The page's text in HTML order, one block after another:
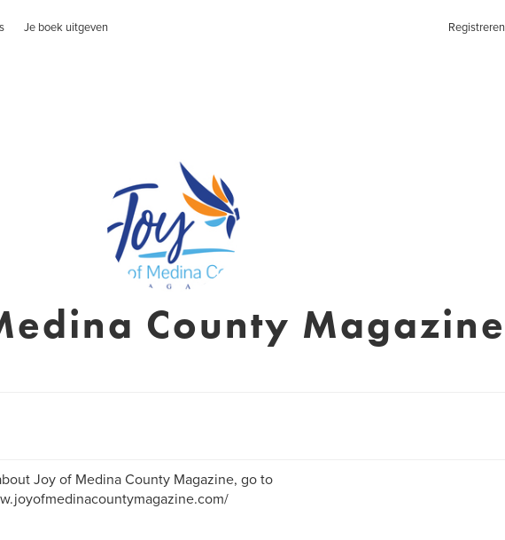
Je boek uitgeven Registreren
County Magazine
Joy of Medina County Magazine, go to